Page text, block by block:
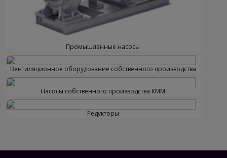
Промышленные насосы
Вентиляционное оборудование собственного производства
Насосы собственного производства KMM
Редукторы